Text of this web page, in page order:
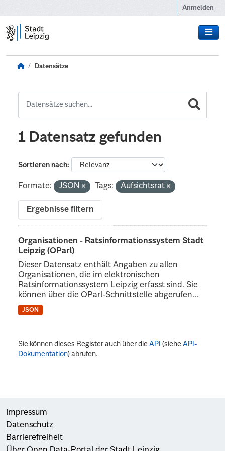
Anmelden
Datensätze
1 Datensatz gefunden
Sortieren nach
Formate: JSON Tags: Aufsichtsrat
Ergebnisse filtern
Organisationen - Ratsinformationssystem Stadt
Leipzig (OParl)
Dieser Datensatz enthält Angaben zu allen
Organisationen, die im elektronischen
Ratsinformationssystem Leipzig erfasst sind. Sie
können über die OParl-Schnittstelle abgerufen...
JSON
Sie können dieses Register auch über dieAPI (sieheAPI-
Dokumentation) abrufen.
Impressum
Datenschutz
Barrierefreiheit